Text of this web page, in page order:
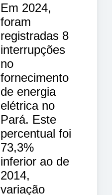
Em 2024,
foram
registradas 8
interrupções
no
fornecimento
de energia
elétrica no
Pará. Este
percentual foi
73,3%
inferior ao de
2014,
variação